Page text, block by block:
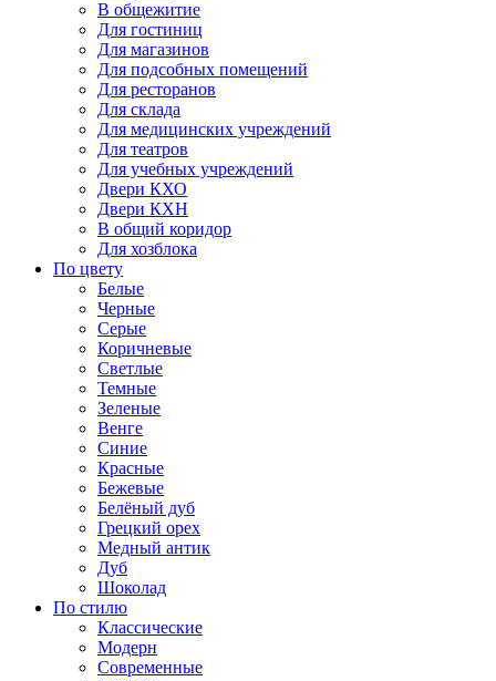
В общежитие
Для гостиниц
Для магазинов
Для подсобных помещений
Для ресторанов
Для склада
Для медицинских учреждений
Для театров
Для учебных учреждений
Двери КХО
Двери КХН
В общий коридор
Для хозблока
По цвету
Белые
Черные
Серые
Коричневые
Светлые
Темные
Зеленые
Венге
Синие
Красные
Бежевые
Белёный дуб
Грецкий орех
Медный антик
Дуб
Шоколад
По стилю
Классические
Модерн
Современные